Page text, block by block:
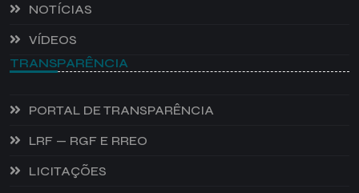
NOTÍCIAS
VÍDEOS
TRANSPARÊNCIA
PORTAL DE TRANSPARÊNCIA
LRF — RGF E RREO
LICITAÇÕES